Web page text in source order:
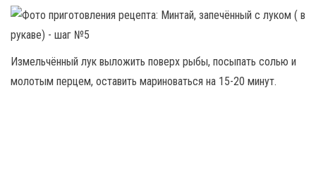
Измельчённый лук выложить поверх рыбы, посыпать солью и
молотым перцем, оставить мариноваться на 15-20 минут.